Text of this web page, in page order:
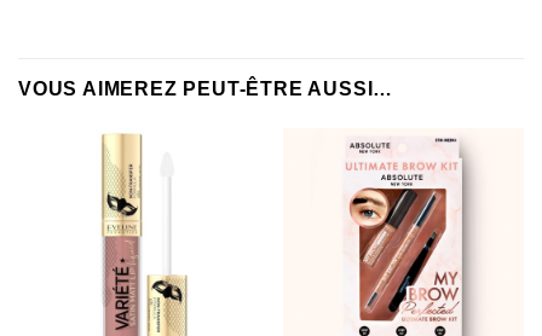
VOUS AIMEREZ PEUT-ÊTRE AUSSI…